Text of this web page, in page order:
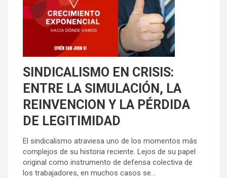
SINDICALISMO EN CRISIS:
ENTRE LA SIMULACIÓN, LA
REINVENCION Y LA PÉRDIDA
DE LEGITIMIDAD
El sindicalismo atraviesa uno de los momentos más
complejos de su historia reciente. Lejos de su papel
original como instrumento de defensa colectiva de
los trabajadores, en muchos casos se...